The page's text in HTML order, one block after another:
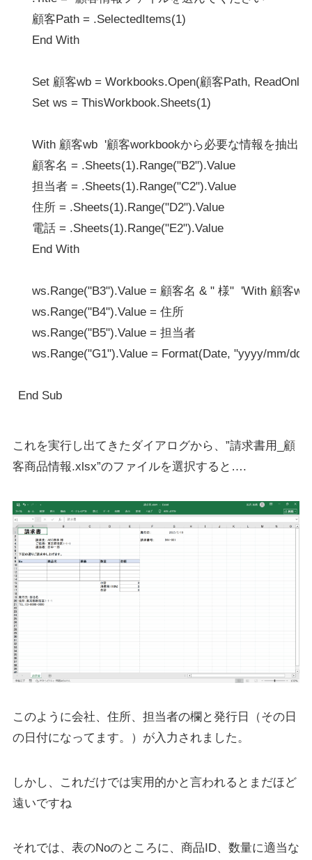
    顧客Path = .SelectedItems(1)
    End With
Set 顧客wb = Workbooks.Open(顧客Path,
    Set ws = ThisWorkbook.Sheets(1)
    With 顧客wb  '顧客workbookから必要な情報を抽出
    顧客名 = .Sheets(1).Range("B2").Value
    担当者 = .Sheets(1).Range("C2").Value
    住所 = .Sheets(1).Range("D2").Value
    電話 = .Sheets(1).Range("E2").Value
    End With
ws.Range("B3").Value = 顧客名 & " 様"  'With 顧
    ws.Range("B4").Value = 住所
    ws.Range("B5").Value = 担当者
ws.Range("G1").Value = Format(Date, "yyyy/mm/
これを実行し出てきたダイアログから、”請求書用_顧
客商品情報.xlsx”のファイルを選択すると….
このように会社、住所、担当者の欄と発行日（その日
の日付になってます。）が入力されました。
しかし、これだけでは実用的かと言われるとまだほど
遠いですね
それでは、表のNoのところに、商品ID、数量に適当な